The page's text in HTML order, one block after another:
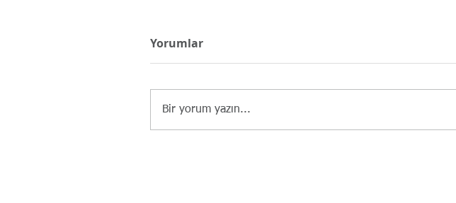
Yorumlar
Bir yorum yazın...